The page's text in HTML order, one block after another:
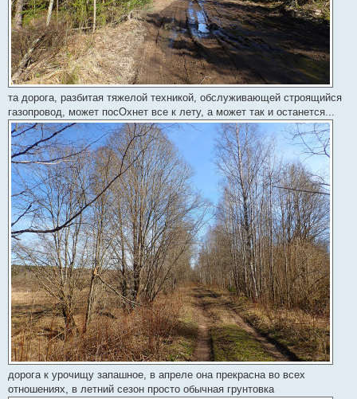
та дорога, разбитая тяжелой техникой, обслуживающей строящийся
газопровод, может посОхнет все к лету, а может так и останется...
дорога к урочищу запашное, в апреле она прекрасна во всех
отношениях, в летний сезон просто обычная грунтовка